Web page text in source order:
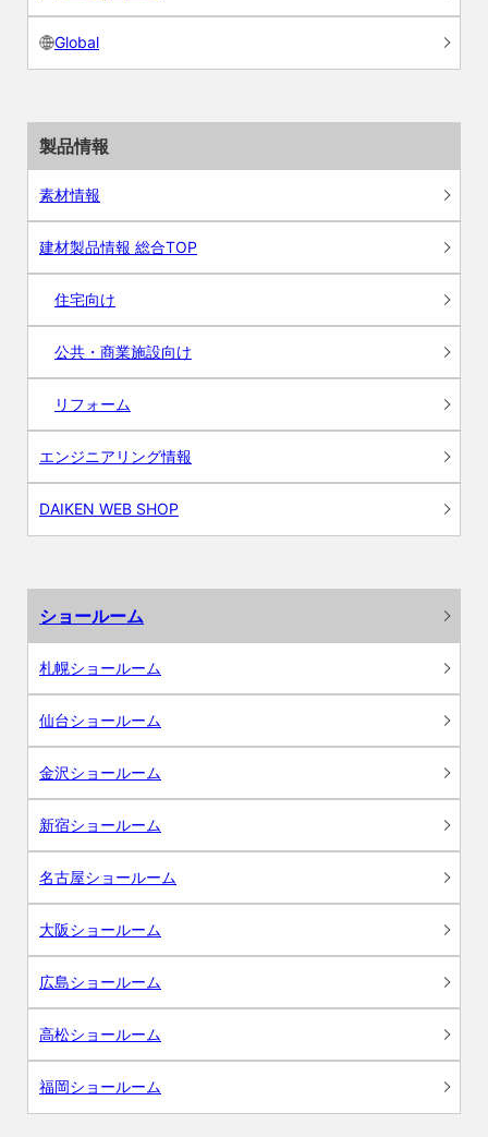
Global
製品情報
素材情報
建材製品情報 総合TOP
住宅向け
公共・商業施設向け
リフォーム
エンジニアリング情報
DAIKEN WEB SHOP
ショールーム
札幌ショールーム
仙台ショールーム
金沢ショールーム
新宿ショールーム
名古屋ショールーム
大阪ショールーム
広島ショールーム
高松ショールーム
福岡ショールーム